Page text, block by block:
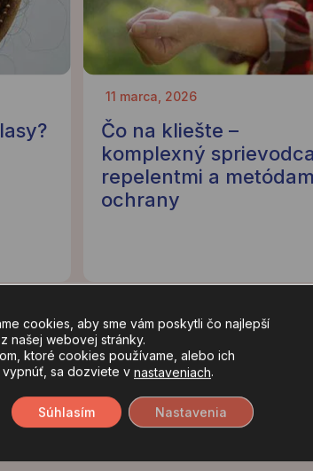
11 marca, 2026
Čo na kliešte –
komplexný
repelentmi a
ochrany
cookies, aby sme vám poskytli čo najlepší
našej webovej stránky.
ktoré cookies používame, alebo ich
sa dozviete v nastaveniach.
Súhlasím Nastavenia